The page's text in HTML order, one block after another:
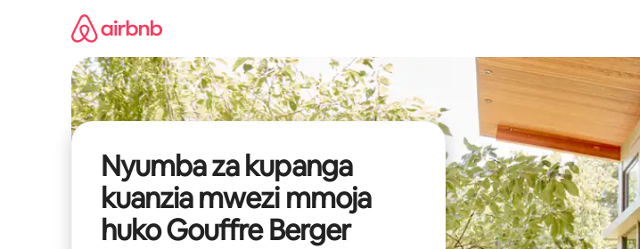
Nyumba za kupanga
kuanzia mwezi mmoja
huko Gouffre Berger